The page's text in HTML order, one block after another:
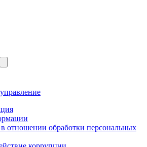
отношении обработки персональных